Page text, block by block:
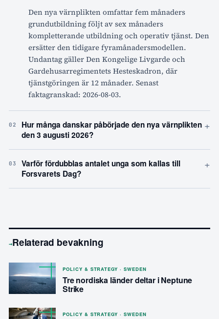
Den nya värnplikten omfattar fem månaders
grundutbildning följt av sex månaders
kompletterande utbildning och operativ tjänst. Den
ersätter den tidigare fyramånadersmodellen.
Undantag gäller Den Kongelige Livgarde och
Gardehusarregimentets Hesteskadron, där
tjänstgöringen är 12 månader. Senast
faktagranskad: 2026-08-03.
02
Hur många danskar påbörjade den nya värnplikten
den 3 augusti 2026?
+
03
Varför fördubblas antalet unga som kallas till
Forsvarets Dag?
+
→Relaterad bevakning
POLICY & STRATEGY · SWEDEN
Tre nordiska länder deltar i Neptune
Strike
POLICY & STRATEGY · SWEDEN